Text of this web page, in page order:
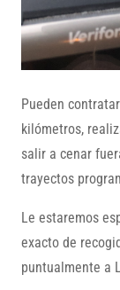
Pueden
kilómetros,
salir a cenar
trayectos
Le estaremos
exacto de
puntualmente a